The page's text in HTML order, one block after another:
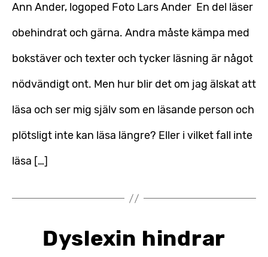
Ann Ander, logoped Foto Lars Ander En del läser
obehindrat och gärna. Andra måste kämpa med
bokstäver och texter och tycker läsning är något
nödvändigt ont. Men hur blir det om jag älskat att
läsa och ser mig själv som en läsande person och
plötsligt inte kan läsa längre? Eller i vilket fall inte
läsa […]
Dyslexin hindrar